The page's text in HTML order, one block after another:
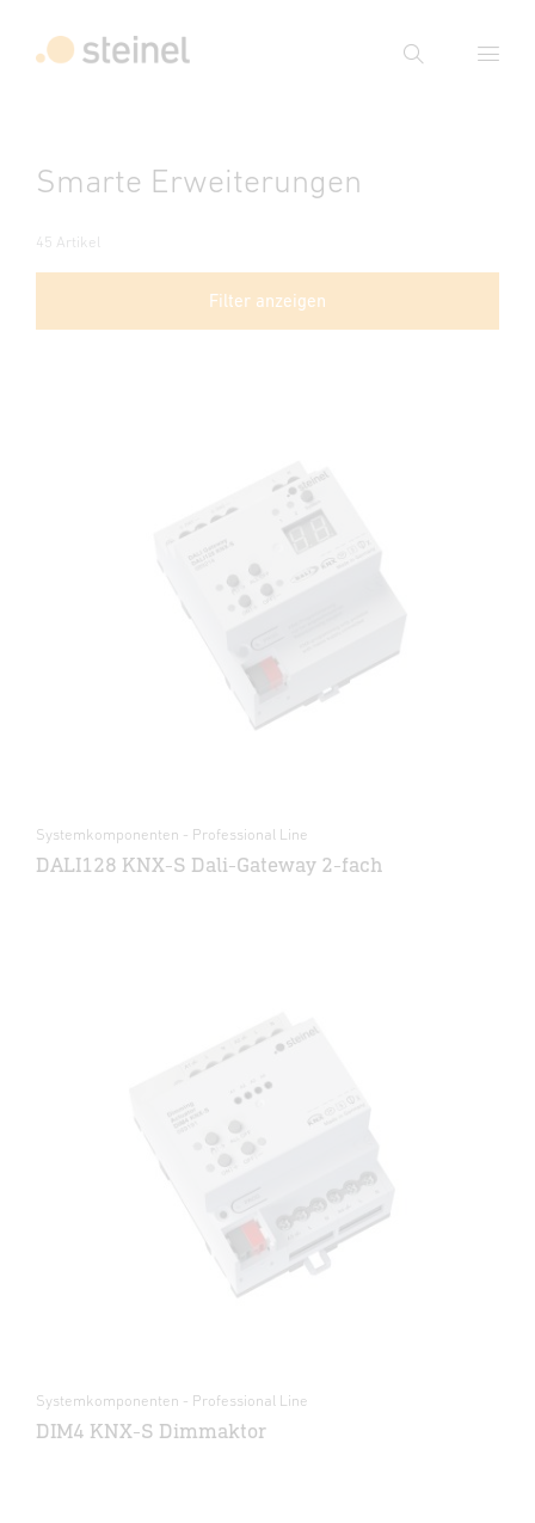
Suche
Suche
Smarte Erweiterungen
45 Artikel
Filter anzeigen
Systemkomponenten - Professional Line
DALI128 KNX-S Dali-Gateway 2-fach
Systemkomponenten - Professional Line
DIM4 KNX-S Dimmaktor